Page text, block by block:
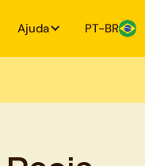
Ajuda PT-BR